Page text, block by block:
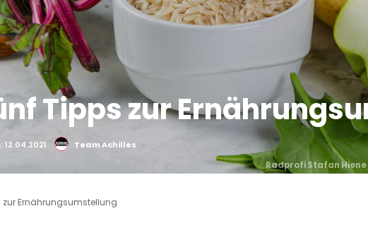
Tipps zur
Team Achilles
Radprofi Stafan
zur Ernährungsumstellung